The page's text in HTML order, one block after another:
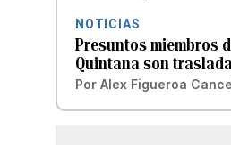
NOTICIAS
Presuntos miembros
Quintana son
Por Alex Figueroa